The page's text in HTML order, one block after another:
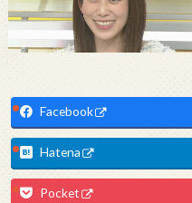
Facebook
Hatena
Pocket